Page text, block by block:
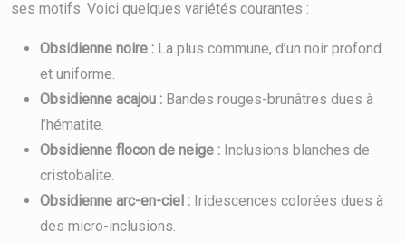
ses motifs. Voici quelques variétés courantes :
Obsidienne noire : La plus commune, d’un noir profond
et uniforme.
Obsidienne acajou : Bandes rouges-brunâtres dues à
l’hématite.
Obsidienne flocon de neige : Inclusions blanches de
cristobalite.
Obsidienne arc-en-ciel : Iridescences colorées dues à
des micro-inclusions.